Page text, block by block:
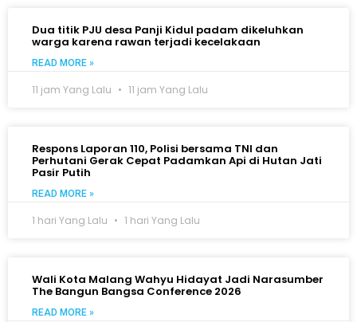
Dua titik PJU desa Panji Kidul padam dikeluhkan
warga karena rawan terjadi kecelakaan
READ MORE »
11 jam Yang Lalu 11 jam Yang Lalu
Respons Laporan 110, Polisi bersama TNI dan
Perhutani Gerak Cepat Padamkan Api di Hutan Jati
Pasir Putih
READ MORE »
1 hari Yang Lalu 1 hari Yang Lalu
Wali Kota Malang Wahyu Hidayat Jadi Narasumber
The Bangun Bangsa Conference 2026
READ MORE »